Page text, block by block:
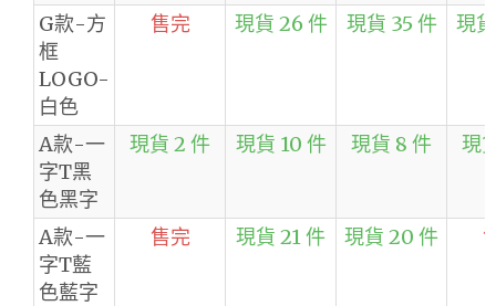
G款-方
框
LOGO-
白色
售完 現貨 26 件 現貨 35 件 現
A款-一
字T黑
色黑字
現貨 2 件 現貨 10 件 現貨 8 件 現
A款-一
字T藍
色藍字
售完 現貨 21 件 現貨 20 件